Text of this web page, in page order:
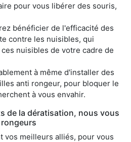
pour vous libérer des souris,
bénéficier de l'efficacité des
contre les nuisibles, qui
nuisibles de votre cadre de
à même d'installer des
anti rongeur, pour bloquer le
à vous envahir.
de la dératisation, nous vous
vos meilleurs alliés, pour vous